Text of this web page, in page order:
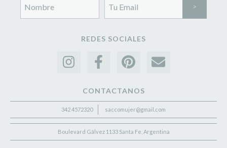
REDES SOCIALES
CONTACTANOS
342 4572320 saccomujer@gmail.com
Boulevard Gálvez 1133 Santa Fe, Argentina